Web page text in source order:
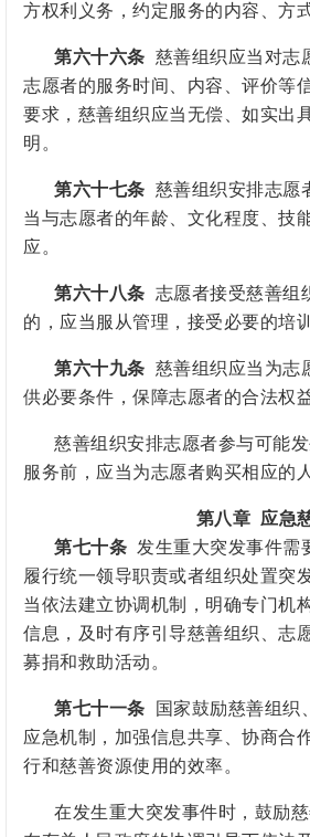
方权利义务，约定服务的内容、方
第六十六条 慈善组织应当对志
志愿者的服务时间、内容、评价等
要求，慈善组织应当无偿、如实出
明。
第六十七条 慈善组织安排志愿
当与志愿者的年龄、文化程度、技
应。
第六十八条 志愿者接受慈善组
的，应当服从管理，接受必要的培训
第六十九条 慈善组织应当为志
供必要条件，保障志愿者的合法权
慈善组织安排志愿者参与可能
服务前，应当为志愿者购买相应的
第八章 应急
第七十条 发生重大突发事件需
履行统一领导职责或者组织处置突
当依法建立协调机制，明确专门机
信息，及时有序引导慈善组织、志
募捐和救助活动。
第七十一条
国家鼓励慈善组织
应急机制，加强信息共享、协商合
行和慈善资源使用的效率。
在发生重大突发事件时，鼓励